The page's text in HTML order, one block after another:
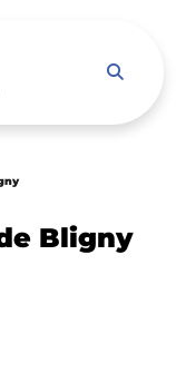
Bligny